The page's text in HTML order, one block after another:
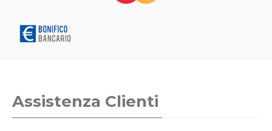
Assistenza Clienti